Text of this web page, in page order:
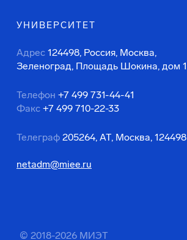
УНИВЕРСИТЕТ
Адрес 124498, Россия, Москва,
Зеленоград, Площадь Шокина, дом 1
Телефон +7 499 731-44-41
Факс +7 499 710-22-33
Телеграф 205264, АТ, Москва, 124498
netadm@miee.ru
© 2018-2026 МИЭТ